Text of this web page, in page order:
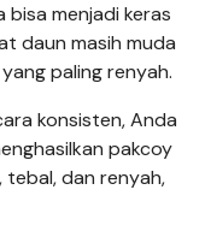
menjadi keras
daun masih muda
paling renyah.
konsisten, Anda
pakcoy
dan renyah,